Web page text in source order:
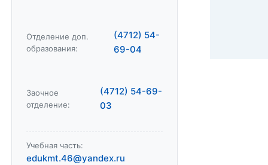
Отделение доп.
образования:
(4712) 54-
69-04
Заочное
отделение:
(4712) 54-69-
03
Учебная часть:
edukmt.46@yandex.ru